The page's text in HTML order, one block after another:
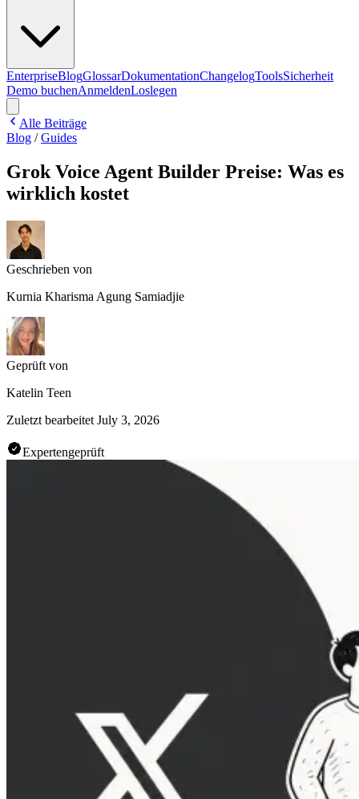
EnterpriseBlogGlossarDokumentationChangelogToolsSicherheit
Demo buchenAnmeldenLoslegen
Alle Beiträge
Blog /Guides
Grok Voice Agent Builder Preise: Was es
wirklich kostet
Geschrieben von
Kurnia Kharisma Agung Samiadjie
Geprüft von
Katelin Teen
Zuletzt bearbeitet July 3, 2026
Expertengeprüft